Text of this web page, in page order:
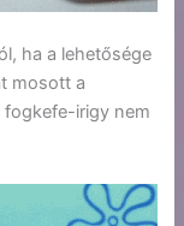
ha a lehetősége
mosott a
fogkefe-irigy nem